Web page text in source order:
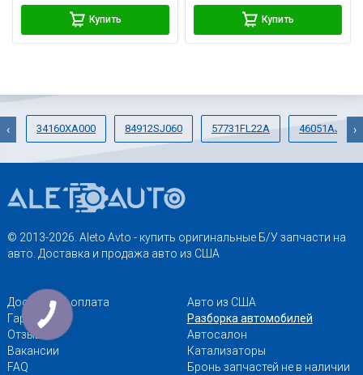
Купить Купить
34160XA000 84912SJ060 57731FL22A 46051AJ00A
‹ ›
© 2013-2026. Aleto Avto - купить оригинальные Б/У запчасти на
авто. Доставка и продажа авто из США
Доставка и оплата
Гарантии
Отзывы
Вакансии
FAQ
Авто из США
Разборка автомобилей
Автосалон
Катализаторы
Бронь запчастей не в наличии